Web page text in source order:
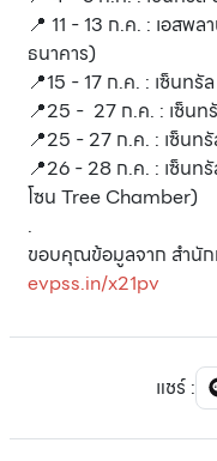
📍 11 - 13 ก.ค. : เอสพ
ธนาคาร)
📍15 - 17 ก.ค. : เซ็นท
📍25 - 27 ก.ค. : เซ็น
📍25 - 27 ก.ค. : เซ็นท
📍26 - 28 ก.ค. : เซ็นท
โซน Tree Chamber)
.
ขอบคุณข้อมูลจาก สำนั
evpss.in/x21pv
แชร์: